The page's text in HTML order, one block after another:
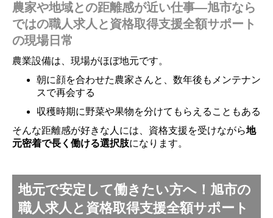
農家や地域との距離感が近い仕事―旭市なら
ではの職人求人と資格取得支援全額サポート
の現場日常
農業設備は、現場がほぼ地元です。
朝に顔を合わせた農家さんと、数年後もメンテナン
スで再会する
収穫時期に野菜や果物を分けてもらえることもある
そんな距離感が好きな人には、資格支援を受けながら地
元密着で長く働ける選択肢になります。
地元で安定して働きたい方へ！旭市の
職人求人と資格取得支援全額サポート